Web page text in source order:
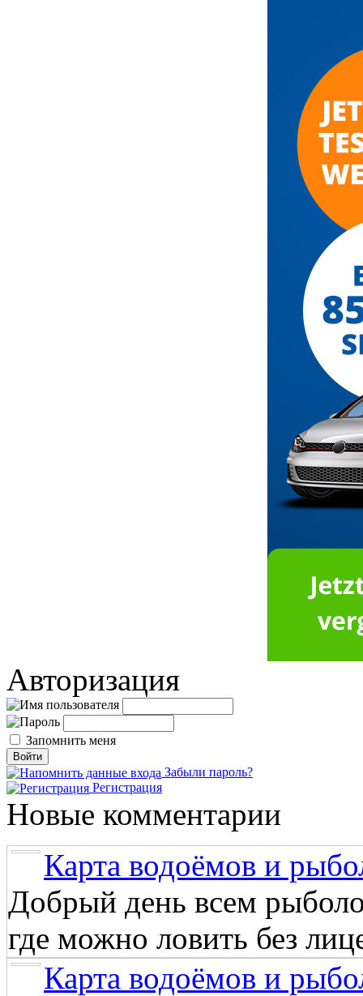
Авторизация
Запомнить меня
Забыли пароль?
Регистрация
Новые комментарии
Карта водоёмов и
Добрый день всем
где можно ловить без
Карта водоёмов и